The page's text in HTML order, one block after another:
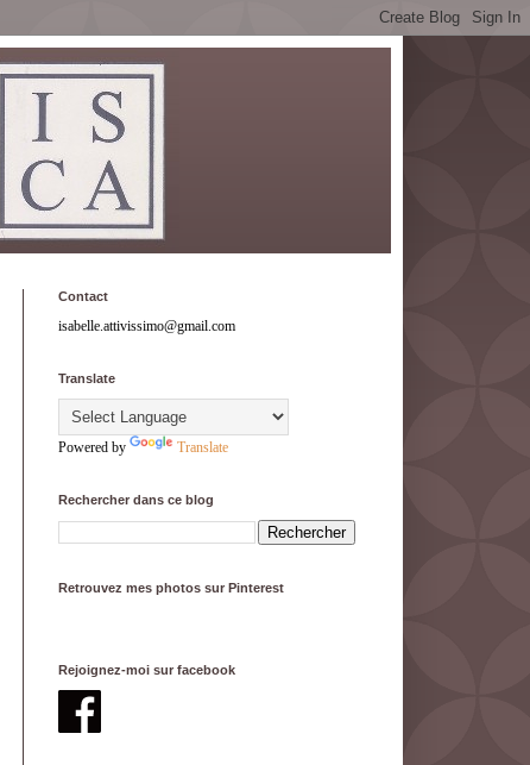
Contact
isabelle.attivissimo@gmail.com
Translate
Powered by Translate
Rechercher dans ce blog
Retrouvez mes photos sur Pinterest
Rejoignez-moi sur facebook